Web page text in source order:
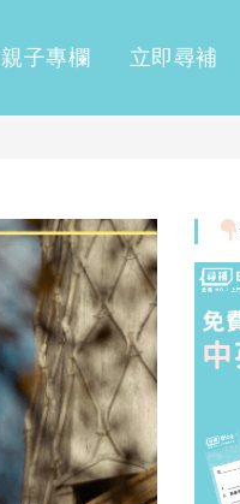
親子專欄 立即尋補